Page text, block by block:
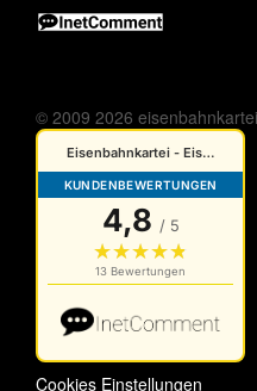
© 2009 2026
Cookies Einstellungen